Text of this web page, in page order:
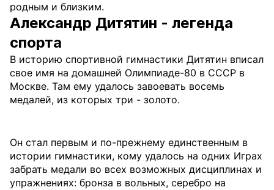
родным и близким.
Александр Дитятин - легенда
спорта
В историю спортивной гимнастики Дитятин вписал
свое имя на домашней Олимпиаде-80 в СССР в
Москве. Там ему удалось завоевать восемь
медалей, из которых три - золото.
Он стал первым и по-прежнему единственным в
истории гимнастики, кому удалось на одних Играх
забрать медали во всех возможных дисциплинах и
упражнениях: бронза в вольных, серебро на